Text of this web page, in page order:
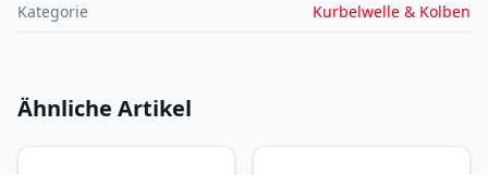
Kategorie
Kurbelwelle & Kolben
Ähnliche Artikel